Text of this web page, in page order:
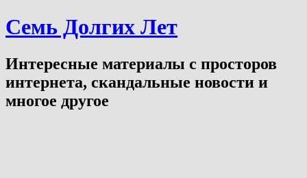
Семь Долгих Лет
Интересные материалы с просторов
интернета, скандальные новости и
многое другое